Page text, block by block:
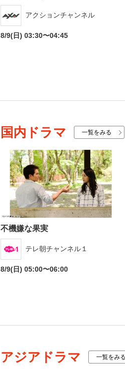
アニメ・キッズ
Jテレ
アクションチャンネル
8/9(日) 03:30〜04:45
国内ドラマ 一覧をみる
不機嫌な果実
テレ朝チャンネル１
8/9(日) 05:00〜06:00
アジアドラマ 一覧をみる